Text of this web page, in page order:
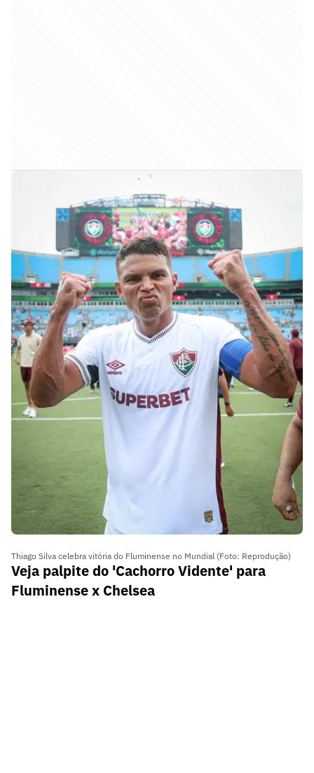
Thiago Silva celebra vitória do Fluminense no Mundial (Foto: Reprodução)
Veja palpite do 'Cachorro Vidente' para
Fluminense x Chelsea